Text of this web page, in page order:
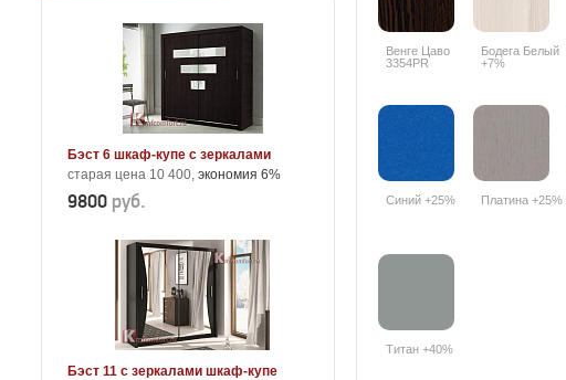
Бэст 6 шкаф-купе с зеркалами
старая цена 10 400, экономия 6%
9800 руб.
Бэст 11 с зеркалами шкаф-купе
Венге Цаво
3354PR
Бодега Белый
+7%
Синий +25% Платина +25%
Титан +40%